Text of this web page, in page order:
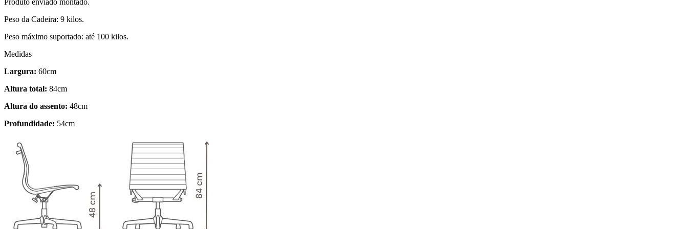
Peso da Cadeira: 9 kilos.
Peso máximo suportado: até 100 kilos.
Medidas
Largura: 60cm
Altura total: 84cm
Altura do assento: 48cm
Profundidade: 54cm